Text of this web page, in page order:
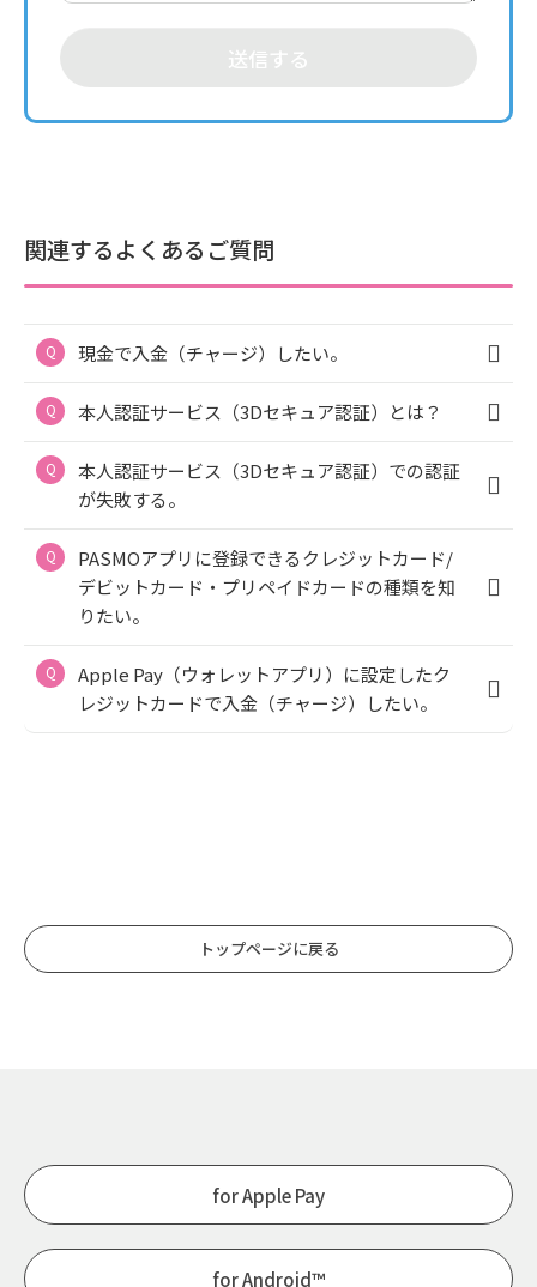
送信する
関連するよくあるご質問
現金で入金（チャージ）したい。
本人認証サービス（3Dセキュア認証）とは？
本人認証サービス（3Dセキュア認証）での認証
が失敗する。
PASMOアプリに登録できるクレジットカード/
デビットカード・プリペイドカードの種類を知
りたい。
Apple Pay（ウォレットアプリ）に設定したク
レジットカードで入金（チャージ）したい。
トップページに戻る
for Apple Pay
for Android™